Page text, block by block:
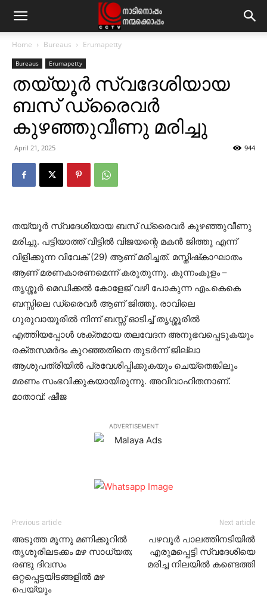
Home Bureaus Erumapetty
Bureaus Erumapetty
തയ്യൂര്‍ സ്വദേശിയായ
ബസ് ഡ്രൈവര്‍
കുഴഞ്ഞുവീണു മരിച്ചു
April 21, 2025 944
തയ്യൂര്‍ സ്വദേശിയായ ബസ് ഡ്രൈവര്‍ കുഴഞ്ഞുവീണു
മരിച്ചു. പട്ടിയാത്ത് വീട്ടില്‍ വിജയന്റെ മകന്‍ ജിത്തു എന്ന്
വിളിക്കുന്ന വിവേക് (29) ആണ് മരിച്ചത്. മസ്തിഷ്‌കാഘാതം
ആണ് മരണകാരണമെന്ന് കരുതുന്നു. കുന്നംകുളം –
തൃശ്ശൂര്‍ മെഡിക്കല്‍ കോളേജ് വഴി പോകുന്ന എം.കെകെ
ബസ്സിലെ ഡ്രൈവര്‍ ആണ് ജിത്തു. രാവിലെ
ഗുരുവായൂരില്‍ നിന്ന് ബസ്സ് ഓടിച്ച് തൃശ്ശൂരില്‍
എത്തിയപ്പോള്‍ ശക്തമായ തലവേദന അനുഭവപ്പെടുകയും
രക്തസമര്‍ദം കുറഞ്ഞതിനെ തുടര്‍ന്ന് ജില്ലാ
ആശുപത്രിയില്‍ പ്രവേശിപ്പിക്കുകയും ചെയ്‌തെങ്കിലും
മരണം സംഭവിക്കുകയായിരുന്നു. അവിവാഹിതനാണ്.
മാതാവ്: ഷീജ
ADVERTISEMENT
Previous article
അടുത്ത മൂന്നു മണിക്കൂറില്‍
തൃശൂരിലടക്കം മഴ സാധ്യത;
രണ്ടു ദിവസം
ഒറ്റപ്പെട്ടയിടങ്ങളില്‍ മഴ
പെയ്യും
Next article
പഴവൂര്‍ പാലത്തിനടിയില്‍
എരുമപ്പെട്ടി സ്വദേശിയെ
മരിച്ച നിലയില്‍ കണ്ടെത്തി